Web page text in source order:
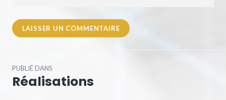
dePUBLIÉ DANS
Réalisations